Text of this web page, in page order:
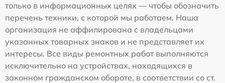
только в информационных целях — чтобы обозначить
перечень техники, с которой мы работаем. Наша
организация не аффилирована с владельцами
указанных товарных знаков и не представляет их
интересы. Все виды ремонтных работ выполняются
исключительно на устройствах, находящихся в
законном гражданском обороте, в соответствии со ст.